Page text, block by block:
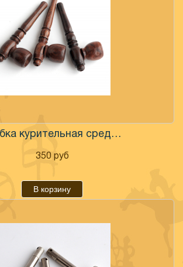
Трубка курительная средняя
350 руб
В корзину